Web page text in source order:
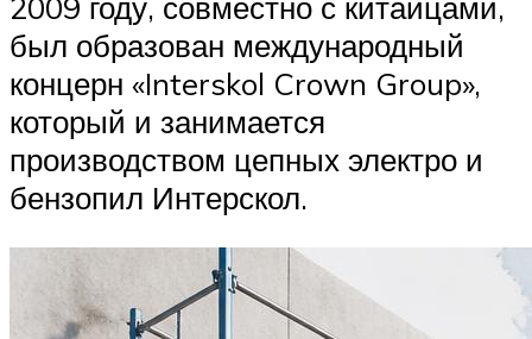
был образован международный
концерн «Interskol Crown Group»,
который и занимается
производством цепных электро и
бензопил Интерскол.